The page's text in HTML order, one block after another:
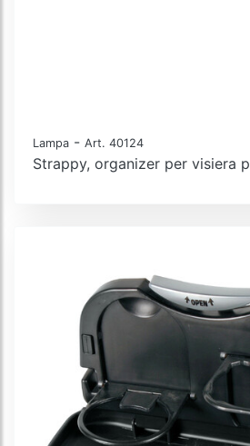
Lampa - Art. 40124
Strappy, organizer per visiera